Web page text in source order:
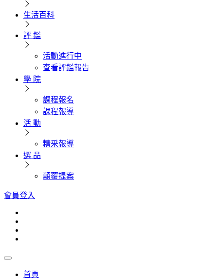
生活百科
評 鑑
活動進行中
查看評鑑報告
學 院
課程報名
課程報導
活 動
精采報導
選 品
顛覆提案
會員登入
首頁